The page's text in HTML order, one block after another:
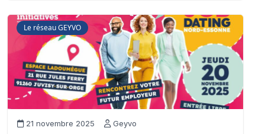
Le réseau GEYVO
21 novembre 2025 Geyvo